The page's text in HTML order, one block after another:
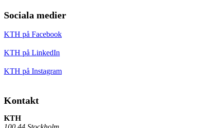
Sociala medier
KTH på Facebook
KTH på LinkedIn
KTH på Instagram
Kontakt
KTH